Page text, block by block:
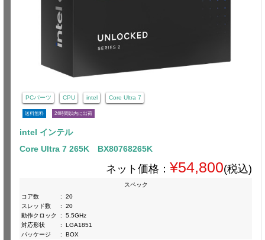
PCパーツ CPU intel Core Ultra 7
送料無料 24時間以内に出荷
intel インテル
Core Ultra 7 265K BX80768265K
ネット価格： ¥54,800(税込)
スペック
コア数
:
20
スレッド数
:
20
動作クロック
:
5.5GHz
対応形状
:
LGA1851
パッケージ
: BOX